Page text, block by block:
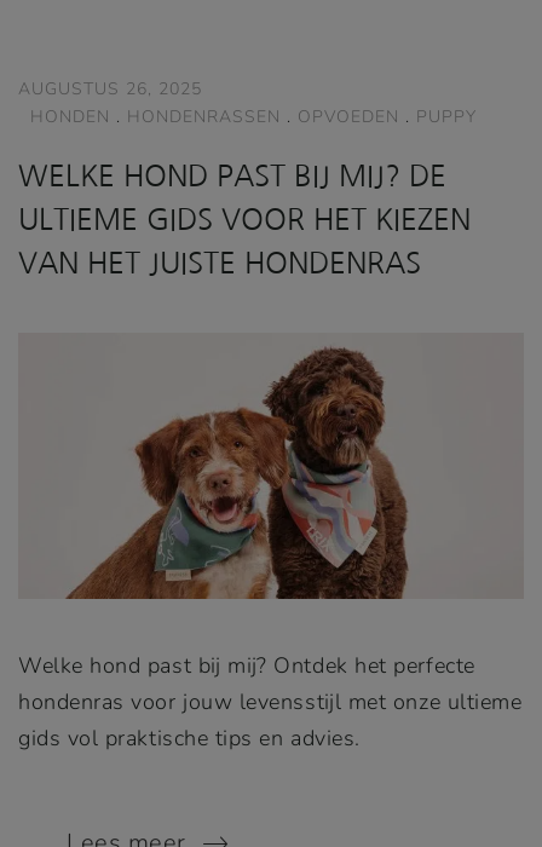
AUGUSTUS 26, 2025
HONDEN . HONDENRASSEN . OPVOEDEN . PUPPY
WELKE HOND PAST BIJ MIJ? DE
ULTIEME GIDS VOOR HET KIEZEN
VAN HET JUISTE HONDENRAS
Welke hond past bij mij? Ontdek het perfecte
hondenras voor jouw levensstijl met onze ultieme
gids vol praktische tips en advies.